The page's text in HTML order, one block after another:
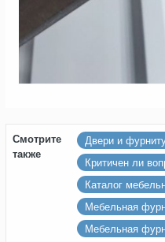
Смотрите
также
Двери и
Критичен ли
мебели при
Каталог
Мебельная
эксплуации
Мебельная